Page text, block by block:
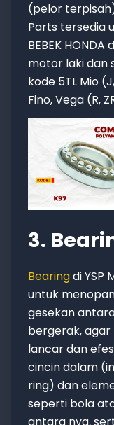
(pelor
Parts tersedia
BEBEK
motor laki dan
kode 5TL Mio
Fino, Vega (R,
3.
Bearingdi YSP
untuk
gesekan
bergerak,
lancar dan
cincin dalam
ring) dan
seperti bola
antara nya,